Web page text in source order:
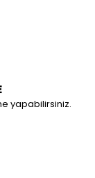
yapabilirsiniz.